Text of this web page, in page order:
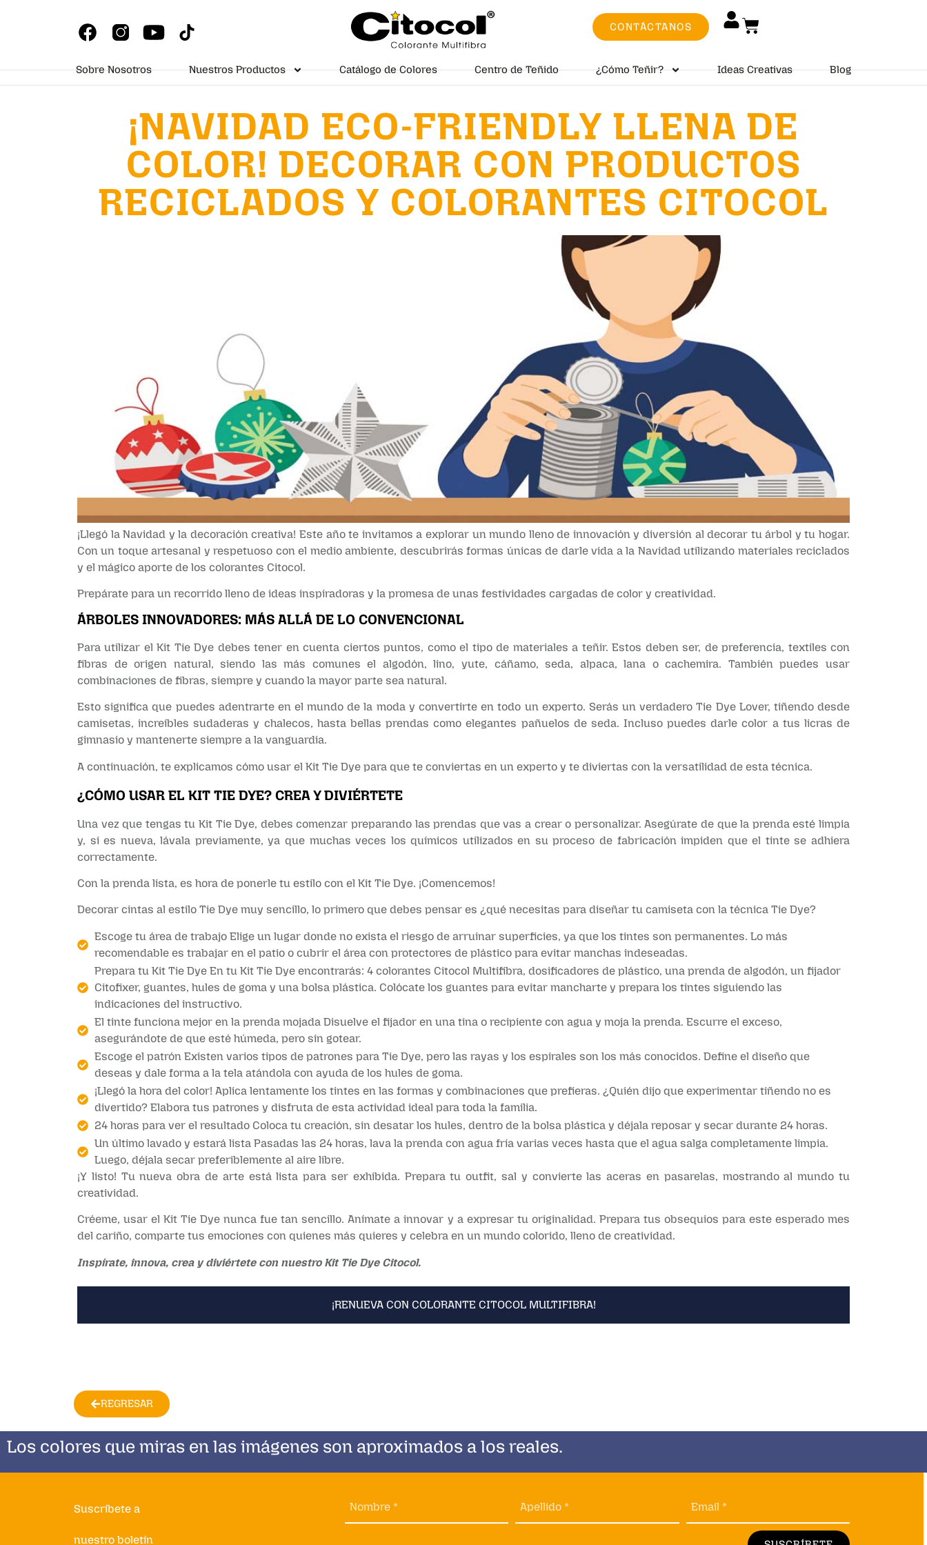
CONTÁCTANOS
Sobre Nosotros Nuestros Productos Catálogo de Colores Centro de Teñido ¿Cómo Teñir? Ideas Creativas Blog
¡NAVIDAD ECO-FRIENDLY LLENA DE
COLOR! DECORAR CON PRODUCTOS
RECICLADOS Y COLORANTES CITOCOL
¡Llegó la Navidad y la decoración creativa! Este año te invitamos a explorar un mundo lleno de innovación y diversión al decorar tu árbol y tu hogar.
Con un toque artesanal y respetuoso con el medio ambiente, descubrirás formas únicas de darle vida a la Navidad utilizando materiales reciclados
y el mágico aporte de los colorantes Citocol.
Prepárate para un recorrido lleno de ideas inspiradoras y la promesa de unas festividades cargadas de color y creatividad.
ÁRBOLES INNOVADORES: MÁS ALLÁ DE LO CONVENCIONAL
Para utilizar el Kit Tie Dye debes tener en cuenta ciertos puntos, como el tipo de materiales a teñir. Estos deben ser, de preferencia, textiles con
fibras de origen natural, siendo las más comunes el algodón, lino, yute, cáñamo, seda, alpaca, lana o cachemira. También puedes usar
combinaciones de fibras, siempre y cuando la mayor parte sea natural.
Esto significa que puedes adentrarte en el mundo de la moda y convertirte en todo un experto. Serás un verdadero Tie Dye Lover, tiñendo desde
camisetas, increíbles sudaderas y chalecos, hasta bellas prendas como elegantes pañuelos de seda. Incluso puedes darle color a tus licras de
gimnasio y mantenerte siempre a la vanguardia.
A continuación, te explicamos cómo usar el Kit Tie Dye para que te conviertas en un experto y te diviertas con la versatilidad de esta técnica.
¿CÓMO USAR EL KIT TIE DYE? CREA Y DIVIÉRTETE
Una vez que tengas tu Kit Tie Dye, debes comenzar preparando las prendas que vas a crear o personalizar. Asegúrate de que la prenda esté limpia
y, si es nueva, lávala previamente, ya que muchas veces los químicos utilizados en su proceso de fabricación impiden que el tinte se adhiera
correctamente.
Con la prenda lista, es hora de ponerle tu estilo con el Kit Tie Dye. ¡Comencemos!
Decorar cintas al estilo Tie Dye muy sencillo, lo primero que debes pensar es ¿qué necesitas para diseñar tu camiseta con la técnica Tie Dye?
Escoge tu área de trabajo Elige un lugar donde no exista el riesgo de arruinar superficies, ya que los tintes son permanentes. Lo más
recomendable es trabajar en el patio o cubrir el área con protectores de plástico para evitar manchas indeseadas.
Prepara tu Kit Tie Dye En tu Kit Tie Dye encontrarás: 4 colorantes Citocol Multifibra, dosificadores de plástico, una prenda de algodón, un fijador
Citofixer, guantes, hules de goma y una bolsa plástica. Colócate los guantes para evitar mancharte y prepara los tintes siguiendo las
indicaciones del instructivo.
El tinte funciona mejor en la prenda mojada Disuelve el fijador en una tina o recipiente con agua y moja la prenda. Escurre el exceso,
asegurándote de que esté húmeda, pero sin gotear.
Escoge el patrón Existen varios tipos de patrones para Tie Dye, pero las rayas y los espirales son los más conocidos. Define el diseño que
deseas y dale forma a la tela atándola con ayuda de los hules de goma.
¡Llegó la hora del color! Aplica lentamente los tintes en las formas y combinaciones que prefieras. ¿Quién dijo que experimentar tiñendo no es
divertido? Elabora tus patrones y disfruta de esta actividad ideal para toda la familia.
24 horas para ver el resultado Coloca tu creación, sin desatar los hules, dentro de la bolsa plástica y déjala reposar y secar durante 24 horas.
Un último lavado y estará lista Pasadas las 24 horas, lava la prenda con agua fría varias veces hasta que el agua salga completamente limpia.
Luego, déjala secar preferiblemente al aire libre.
¡Y listo! Tu nueva obra de arte está lista para ser exhibida. Prepara tu outfit, sal y convierte las aceras en pasarelas, mostrando al mundo tu
creatividad.
Créeme, usar el Kit Tie Dye nunca fue tan sencillo. Anímate a innovar y a expresar tu originalidad. Prepara tus obsequios para este esperado mes
del cariño, comparte tus emociones con quienes más quieres y celebra en un mundo colorido, lleno de creatividad.
Inspírate, innova, crea y diviértete con nuestro Kit Tie Dye Citocol.
¡RENUEVA CON COLORANTE CITOCOL MULTIFIBRA!
REGRESAR
Los colores que miras en las imágenes son aproximados a los reales.
Suscríbete a
nuestro boletín
Nombre * Apellido * Email *